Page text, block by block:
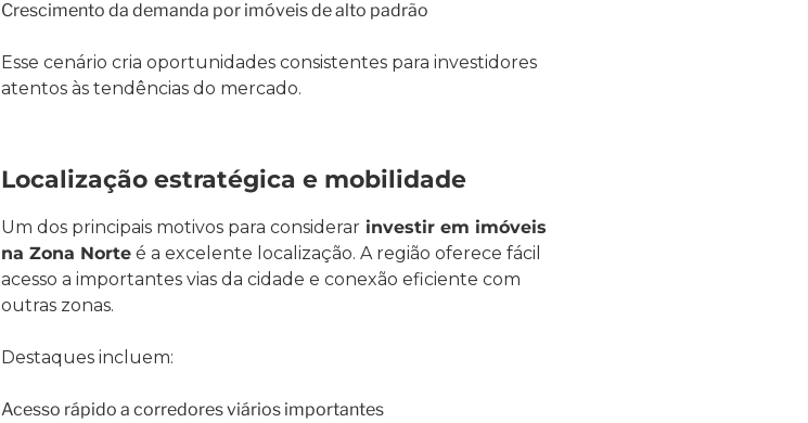
Crescimento da demanda por imóveis de alto padrão
Esse cenário cria oportunidades consistentes para investidores
atentos às tendências do mercado.
Localização estratégica e mobilidade
Um dos principais motivos para considerarinvestir em imóveis
na Zona Norteé a excelente localização. A região oferece fácil
acesso a importantes vias da cidade e conexão eficiente com
outras zonas.
Destaques incluem:
Acesso rápido a corredores viários importantes